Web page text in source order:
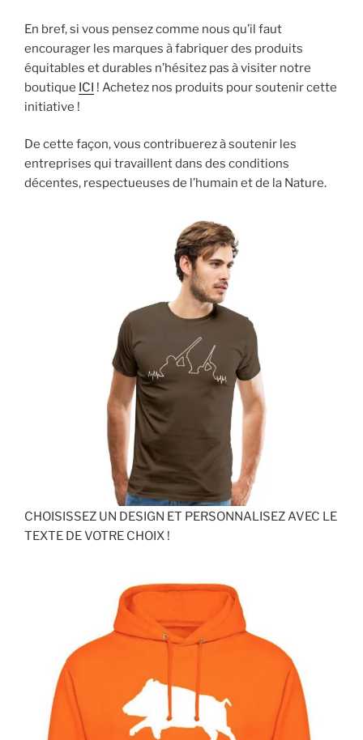
En bref, si vous pensez comme nous qu’il faut
encourager les marques à fabriquer des produits
équitables et durables n’hésitez pas à visiter notre
boutique ICI ! Achetez nos produits pour soutenir cette
initiative !
De cette façon, vous contribuerez à soutenir les
entreprises qui travaillent dans des conditions
décentes, respectueuses de l’humain et de la Nature.
CHOISISSEZ UN DESIGN ET PERSONNALISEZ AVEC LE
TEXTE DE VOTRE CHOIX !